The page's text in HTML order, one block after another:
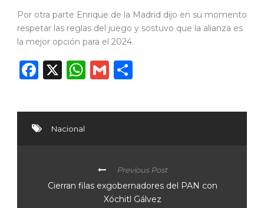
Por otra parte Enrique de la Madrid dijo en su momento
respetar las reglas del juego y sostuvo que la alianza es
la mejor opción para el 2024.
Facebook
X WhatsApp
Gmail
Nacional
Previous Post
Cierran filas exgobernadores del PAN con
Xóchitl Gálvez